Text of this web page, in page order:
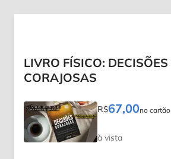
LIVRO FÍSICO: DECISÕES
CORAJOSAS
R$67,00no cartão
à vista